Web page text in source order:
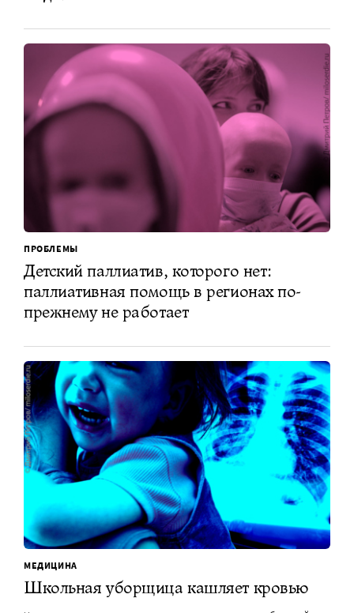
ПРОБЛЕМЫ
Детский паллиатив, которого нет:
паллиативная помощь в регионах по-
прежнему не работает
МЕДИЦИНА
Школьная уборщица кашляет кровью